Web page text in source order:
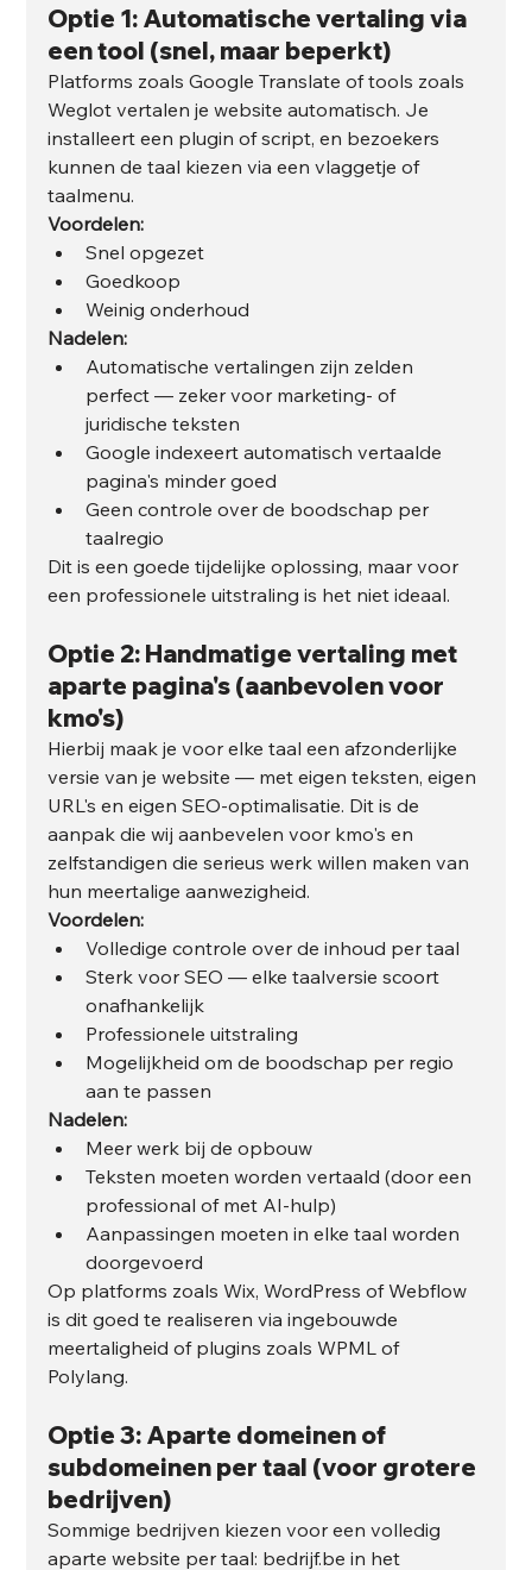
Optie 1: Automatische vertaling via
een tool (snel, maar beperkt)
Platforms zoals Google Translate of tools zoals
Weglot vertalen je website automatisch. Je
installeert een plugin of script, en bezoekers
kunnen de taal kiezen via een vlaggetje of
taalmenu.
Voordelen:
Snel opgezet
Goedkoop
Weinig onderhoud
Nadelen:
Automatische vertalingen zijn zelden
perfect — zeker voor marketing- of
juridische teksten
Google indexeert automatisch vertaalde
pagina's minder goed
Geen controle over de boodschap per
taalregio
Dit is een goede tijdelijke oplossing, maar voor
een professionele uitstraling is het niet ideaal.
Optie 2: Handmatige vertaling met
aparte pagina's (aanbevolen voor
kmo's)
Hierbij maak je voor elke taal een afzonderlijke
versie van je website — met eigen teksten, eigen
URL's en eigen SEO-optimalisatie. Dit is de
aanpak die wij aanbevelen voor kmo's en
zelfstandigen die serieus werk willen maken van
hun meertalige aanwezigheid.
Voordelen:
Volledige controle over de inhoud per taal
Sterk voor SEO — elke taalversie scoort
onafhankelijk
Professionele uitstraling
Mogelijkheid om de boodschap per regio
aan te passen
Nadelen:
Meer werk bij de opbouw
Teksten moeten worden vertaald (door een
professional of met AI-hulp)
Aanpassingen moeten in elke taal worden
doorgevoerd
Op platforms zoals Wix, WordPress of Webflow
is dit goed te realiseren via ingebouwde
meertaligheid of plugins zoals WPML of
Polylang.
Optie 3: Aparte domeinen of
subdomeinen per taal (voor grotere
bedrijven)
Sommige bedrijven kiezen voor een volledig
aparte website per taal: bedrijf.be in het